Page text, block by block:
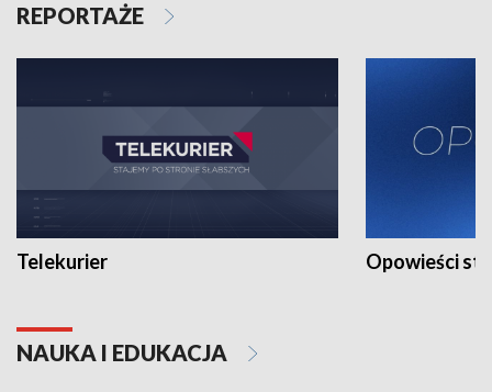
REPORTAŻE
Telekurier Opowieści
NAUKA I EDUKACJA